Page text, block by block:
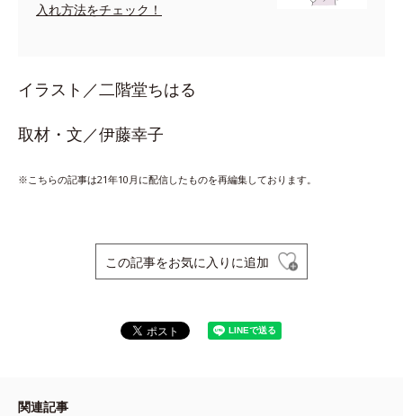
入れ方法をチェック！
イラスト／二階堂ちはる
取材・文／伊藤幸子
※こちらの記事は21年10月に配信したものを再編集しております。
この記事をお気に入りに追加
関連記事